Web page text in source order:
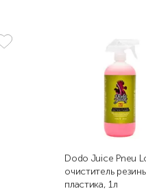
Dodo Juice Pneu
очиститель
пластика, 1л